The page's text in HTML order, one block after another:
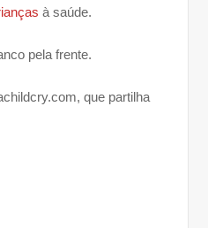
à saúde.
pela frente.
que partilha